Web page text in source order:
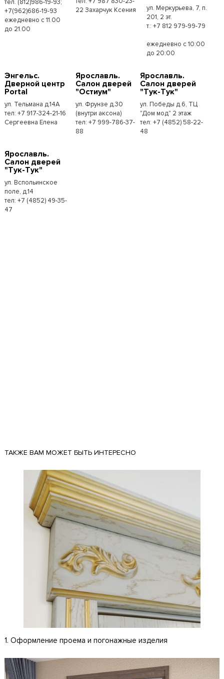
тел. (812)986-19-93;
+7(962)686-19-93
ежедневно с 11.00
до 21.00
22 Захарчук Ксения
ул. Меркурьева, 7, п.
201, 2 эт.
т.: +7 812 979-99-79
ежедневно с 10:00
до 20:00
Энгельс.
Дверной центр
Portal
ул. Тельмана д.14А
тел: +7 917-324-21-16
Сергеевна Елена
Ярославль.
Салон дверей
"Остиум"
ул. Фрунзе д.30
(внутри аксона)
тел: +7 999-786-37-
88
Ярославль.
Салон дверей
"Тук-Тук"
ул. Победы д.6, ТЦ
"Дом мод" 2 этаж
тел: +7 (4852) 58-22-
48
Ярославль.
Салон дверей
"Тук-Тук"
ул. Вспольинское
поле, д.14
тел: +7 (4852) 49-35-
47
ТАКЖЕ ВАМ МОЖЕТ БЫТЬ ИНТЕРЕСНО
1. Оформление проема и погонажные изделия